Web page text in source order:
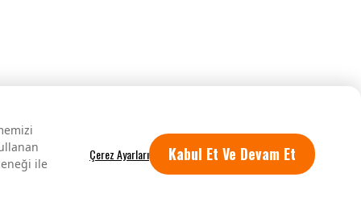
ile
Kabul Et Ve Devam Et
Tüm hakları saklıdır.